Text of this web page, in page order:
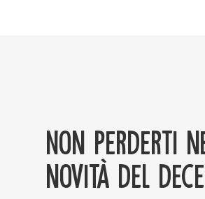
Non perderti
novità del